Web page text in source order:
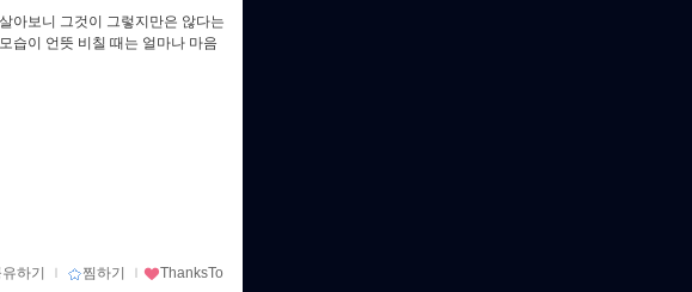
아보니 그것이 그렇지만은 않다는
습이 언뜻 비칠 때는 얼마나 마음
하기 ｌ 찜하기 ｌ ThanksTo